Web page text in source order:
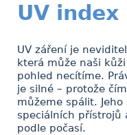
UV index
UV záření je
která může naši
pohled necítíme.
je silné – protože
můžeme spálit.
speciálních přístrojů
podle počasí.